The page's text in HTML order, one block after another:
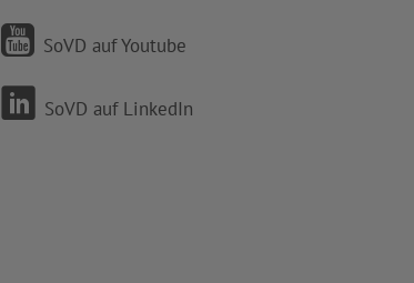
SoVD auf Youtube
SoVD auf LinkedIn